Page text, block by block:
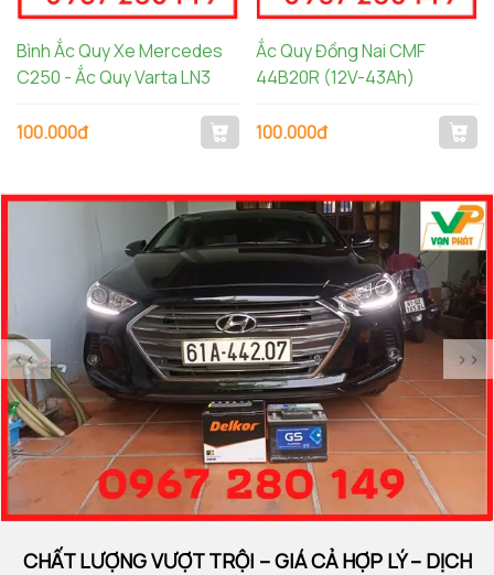
Bình Ắc Quy Xe Mercedes
C250 - Ắc Quy Varta LN3
100.000đ
Ắc Quy Đồng Nai CMF
44B20R (12V-43Ah)
100.000đ
<< >>
CHẤT LƯỢNG VƯỢT TRỘI – GIÁ CẢ HỢP LÝ – DỊCH